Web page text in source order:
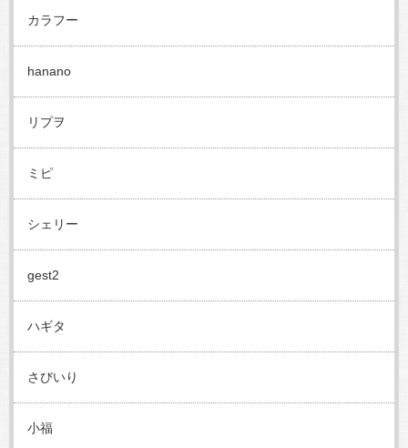
カラフー
hanano
リプヲ
ミピ
シェリー
gest2
ハギタ
さびいり
小福